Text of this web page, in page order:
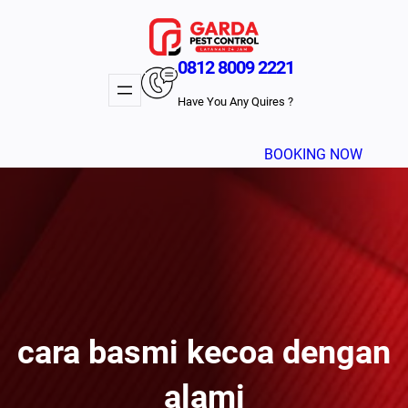
0812 8009 2221
Have You Any Quires ?
BOOKING NOW
cara basmi kecoa dengan
alami